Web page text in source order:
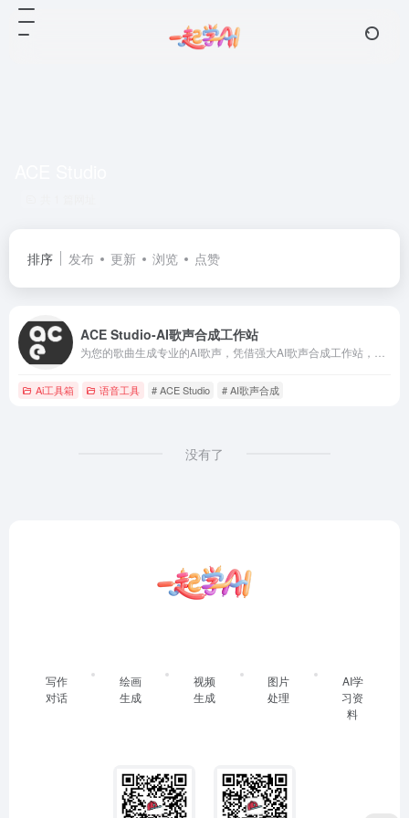
排序 发布 更新 浏览 点赞
ACE Studio-AI歌声合成工作站
Ai工具箱 语音工具 # ACE Studio # AI歌声合成
没有了
写作
对话
绘画
生成
视频
生成
图片
处理
AI学
习资
料